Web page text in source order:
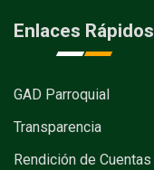
Enlaces Rápidos
GAD Parroquial
Transparencia
Rendición de Cuentas